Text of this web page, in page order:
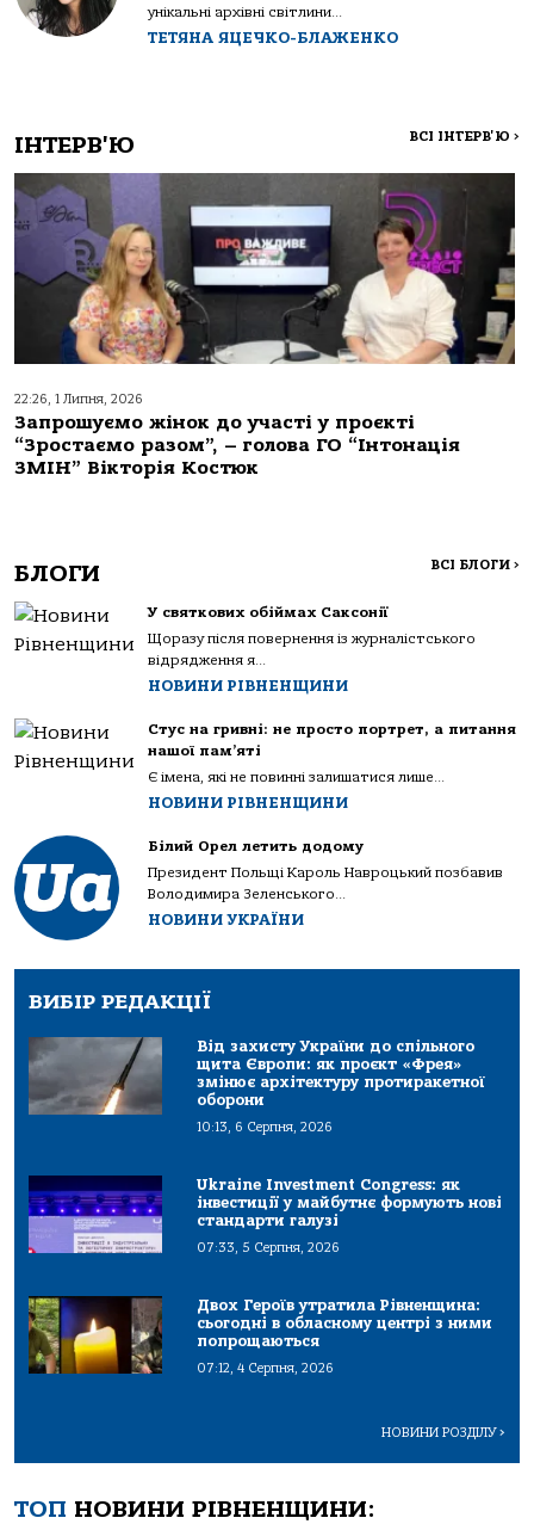
унікальні архівні світлини...
ТЕТЯНА ЯЦЕЧКО-БЛАЖЕНКО
ІНТЕРВ'Ю ВСІ ІНТЕРВ'Ю >
22:26, 1 Липня, 2026
Запрошуємо жінок до участі у проєкті
“Зростаємо разом”, – голова ГО “Інтонація
ЗМІН” Вікторія Костюк
БЛОГИ ВСІ БЛОГИ >
У святкових обіймах Саксонії
Щоразу після повернення із журналістського
відрядження я...
НОВИНИ РІВНЕНЩИНИ
Стус на гривні: не просто портрет, а питання
нашої пам’яті
Є імена, які не повинні залишатися лише...
НОВИНИ РІВНЕНЩИНИ
Білий Орел летить додому
Президент Польщі Кароль Навроцький позбавив
Володимира Зеленського...
НОВИНИ УКРАЇНИ
ВИБІР РЕДАКЦІЇ
Від захисту України до спільного
щита Європи: як проєкт «Фрея»
змінює архітектуру протиракетної
оборони
10:13, 6 Серпня, 2026
Ukraine Investment Congress: як
інвестиції у майбутнє формують нові
стандарти галузі
07:33, 5 Серпня, 2026
Двох Героїв утратила Рівненщина:
сьогодні в обласному центрі з ними
попрощаються
07:12, 4 Серпня, 2026
НОВИНИ РОЗДІЛУ>
ТОП НОВИНИ РІВНЕНЩИНИ: